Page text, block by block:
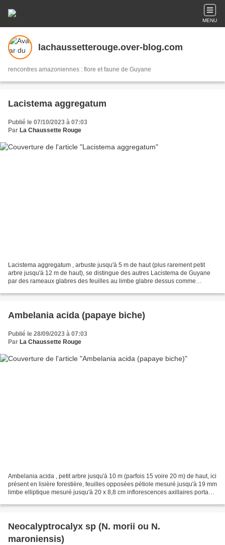
MENU
lachaussetterouge.over-blog.com
rencontres amazoniennes : flore et faune de Guyane
Lacistema aggregatum
Publié le 07/10/2023 à 07:03
Par La Chaussette Rouge
Lacistema aggregatum , arbuste jusqu'à 5 m de haut (plus rarement petit
arbre jusqu'à 12 m de haut), se distingue des autres Lacistema de Guyane
par des rameaux glabres des feuilles au limbe glabre dessus comme
Ambelania acida (papaye biche)
Publié le 28/09/2023 à 07:03
Par La Chaussette Rouge
Ambelania acida , petit arbre jusqu'à 10 m (parfois 15 voire 20 m) de haut, ici
présent en lisière forestière, feuilles opposées pétiole mesuré jusqu'à 19 mm
limbe elliptique mesuré jusqu'à 20 x 8,8 cm inflorescences axillaires portant
Neocalyptrocalyx sp (N. morii ou N.
maroniensis)